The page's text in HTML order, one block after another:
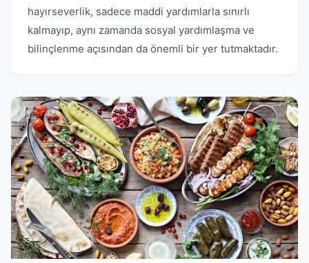
hayırseverlik, sadece maddi yardımlarla sınırlı
kalmayıp, aynı zamanda sosyal yardımlaşma ve
bilinçlenme açısından da önemli bir yer tutmaktadır.